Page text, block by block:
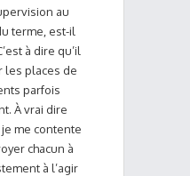
au
terme, est-il
à dire qu’il
les places de
parfois
À vrai dire
me contente
chacun à
à l’agir